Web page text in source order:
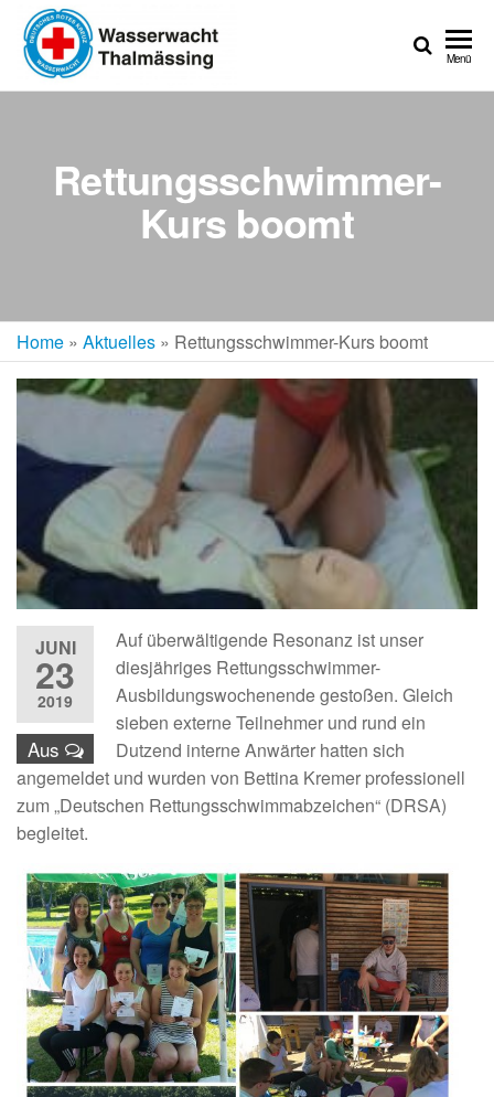
Wasserwacht
Thalmässing
Menü
Rettungsschwimmer-
Kurs boomt
Home » Aktuelles » Rettungsschwimmer-Kurs boomt
JUNI
23
2019
Aus
Auf überwältigende Resonanz ist unser
diesjähriges Rettungsschwimmer-
Ausbildungswochenende gestoßen. Gleich
sieben externe Teilnehmer und rund ein
Dutzend interne Anwärter hatten sich
angemeldet und wurden von Bettina Kremer professionell
zum „Deutschen Rettungsschwimmabzeichen“ (DRSA)
begleitet.